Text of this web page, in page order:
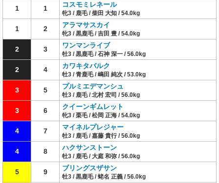
1 1 コスモミレネール
牝3 / 鹿毛 / 柴田 大知 / 54.0kg
1 2 アラマサスカイ
牝3 / 黒鹿毛 / 吉田 豊 / 54.0kg
2 3 ワンマンライブ
牡3 / 黒鹿毛 / 石神 深一 / 56.0kg
2 4 カワキタバルク
牡3 / 青鹿毛 / 嶋田 純次 / 53.0kg
3 5 プルミエデマンシュ
牡3 / 鹿毛 / 北村 宏司 / 56.0kg
3 6 クイーンギムレット
牝3 / 栗毛 / 松岡 正海 / 54.0kg
4 7 マイネルプレジャー
牡3 / 鹿毛 / 嘉藤 貴行 / 56.0kg
4 8 ハクサンストーン
牡3 / 鹿毛 / 大庭 和弥 / 56.0kg
5 9 ブリングスザサン
牡3 / 黒鹿毛 / 蛯名 正義 / 56.0kg